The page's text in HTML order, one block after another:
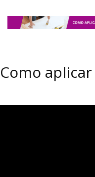
Como aplicar